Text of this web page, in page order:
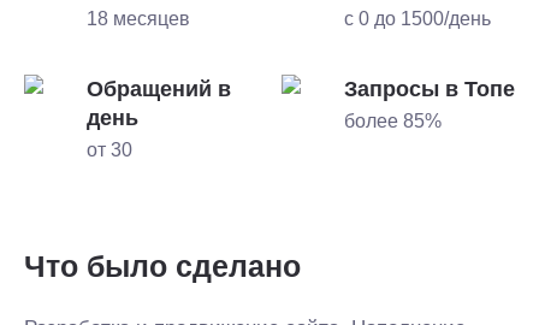
18 месяцев с 0 до 1500/день
Обращений в
день
от 30
Запросы в Топе
более 85%
Что было сделано